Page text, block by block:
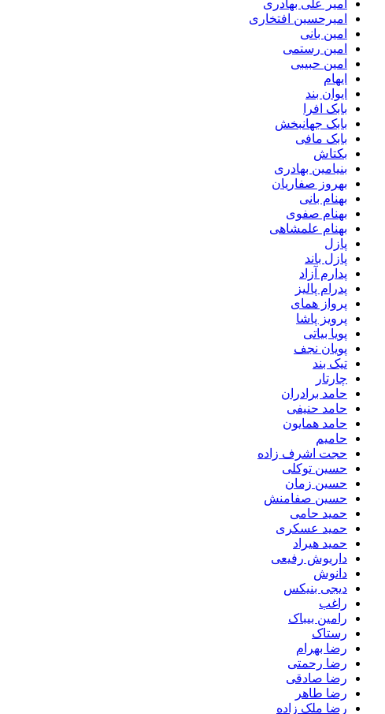
امیر علی بهادری
امیرحسین افتخاری
امین بانی
امین رستمی
امین حبیبی
ایهام
ایوان بند
بابک افرا
بابک جهانبخش
بابک مافی
بکتاش
بنیامین بهادری
بهروز صفاریان
بهنام بانی
بهنام صفوی
بهنام علمشاهی
پازل
پازل باند
پدارم آزاد
پدرام پالیز
پرواز همای
پرویز پاشا
پویا بیاتی
پویان نجف
تیک بند
چارتار
حامد برادران
حامد حنیفی
حامد همایون
حامیم
حجت اشرف زاده
حسین توکلی
حسین زمان
حسین صفامنش
حمید حامی
حمید عسکری
حمید هیراد
داریوش رفیعی
دانوش
دیجی بنیکس
راغب
رامین بیباک
رستاک
رضا بهرام
رضا رحمتی
رضا صادقی
رضا طاهر
رضا ملک زاده